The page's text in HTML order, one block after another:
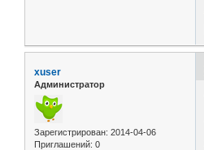
xuser
Администратор
Зарегистрирован: 2014-04-06
Приглашений: 0